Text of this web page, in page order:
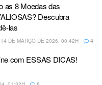
as 8 Moedas das
Descubra
las
14 DE MARÇO DE 2026, 00:42H 4
com ESSAS DICAS!